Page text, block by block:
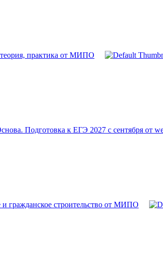
теория, практика от МИПО
Подготовка к ЕГЭ 2027 с сентября от
гражданское строительство от МИПО